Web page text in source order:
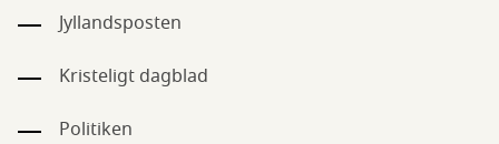
Jyllandsposten
Kristeligt dagblad
Politiken